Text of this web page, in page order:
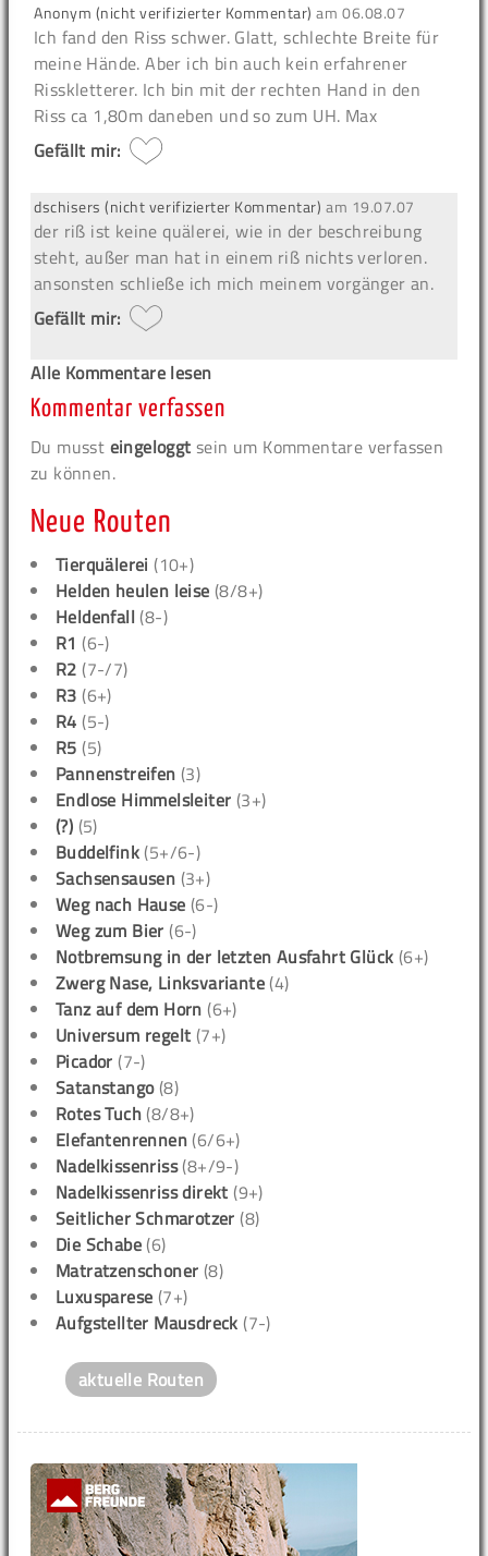
Anonym (nicht verifizierter Kommentar) am06.08.07
Ich fand den Riss schwer. Glatt, schlechte Breite für
meine Hände. Aber ich bin auch kein erfahrener
Risskletterer. Ich bin mit der rechten Hand in den
Riss ca 1,80m daneben und so zum UH. Max
Gefällt mir:
dschisers (nicht verifizierter Kommentar) am 19.07.07
der riß ist keine quälerei, wie in der beschreibung
steht, außer man hat in einem riß nichts verloren.
ansonsten schließe ich mich meinem vorgänger an.
Gefällt mir:
Alle Kommentare lesen
Kommentar verfassen
Du musst eingeloggt sein um Kommentare verfassen
zu können.
Neue Routen
Tierquälerei (10+)
Helden heulen leise (8/8+)
Heldenfall (8-)
R1 (6-)
R2 (7-/7)
R3 (6+)
R4 (5-)
R5 (5)
Pannenstreifen (3)
Endlose Himmelsleiter (3+)
(?) (5)
Buddelfink (5+/6-)
Sachsensausen (3+)
Weg nach Hause (6-)
Weg zum Bier (6-)
Notbremsung in der letzten Ausfahrt Glück (6+)
Zwerg Nase, Linksvariante (4)
Tanz auf dem Horn (6+)
Universum regelt (7+)
Picador (7-)
Satanstango(8)
Rotes Tuch (8/8+)
Elefantenrennen (6/6+)
Nadelkissenriss(8+/9-)
Nadelkissenriss direkt (9+)
Seitlicher Schmarotzer (8)
Die Schabe (6)
Matratzenschoner (8)
Luxusparese (7+)
Aufgstellter Mausdreck (7-)
aktuelle Routen